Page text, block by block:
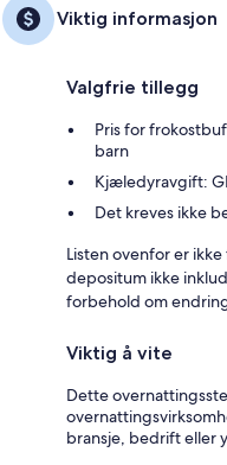
Viktig informasjon
Valgfrie tillegg
Pris for
barn
Kjæledyravgift:
Det kreves ikke
Listen ovenfor er
depositum ikke
forbehold om
Viktig å vite
Dette
bransje, bedrift eller